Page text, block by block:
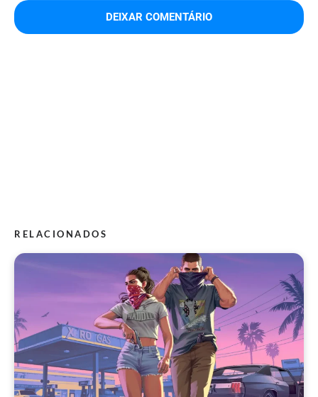
RELACIONADOS